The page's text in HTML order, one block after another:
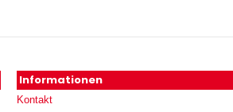
Informationen
Kontakt